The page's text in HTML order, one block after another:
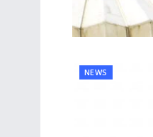
NEWS